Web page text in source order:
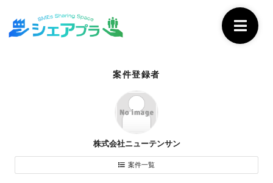
案件登録者
株式会社ニューテンサン
案件一覧